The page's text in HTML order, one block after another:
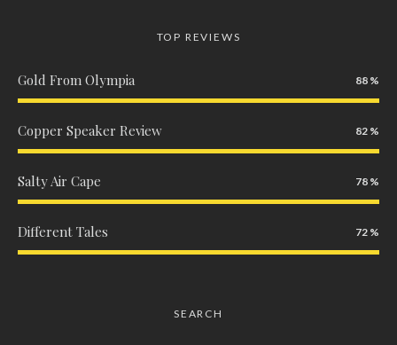
TOP REVIEWS
Gold From Olympia 88
Copper Speaker Review 82
Salty Air Cape 78
Different Tales 72
SEARCH